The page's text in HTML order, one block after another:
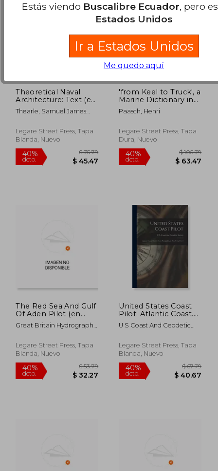
40%
dcto. $ 52.67
40%
dcto. $
40% $ 117.67 40%
Theoretical Naval
Architecture: Text (en
Inglés)
Thearle, Samuel James
Legare Street Press, Tapa
Blanda, Nuevo
'from Keel to Truck', a
Marine Dictionary in
English, French and
German (en Inglés)
Paasch, Henri
Legare Street Press, Tapa
Dura, Nuevo
The Red Sea And Gulf
Of Aden Pilot (en
Inglés)
Great Britain Hydrographic
Legare Street Press, Tapa
Blanda, Nuevo
United States Coast
Pilot: Atlantic Coast.
Part Iv. From Point
Judith to New York,
U S Coast And Geodetic
Legare Street Press, Tapa
Blanda, Nuevo
Estás viendo Buscalibre Ecuador, pero
Estados Unidos
Ir a Estados Unidos
Me quedo aquí